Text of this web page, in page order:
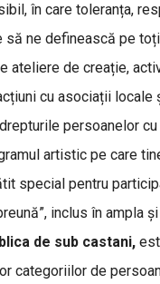
în care toleranța,
să ne definească pe
ateliere de creație,
cu asociații locale
persoanelor
artistic pe care
special pentru
inclus în ampla
de sub castani,
categoriilor de